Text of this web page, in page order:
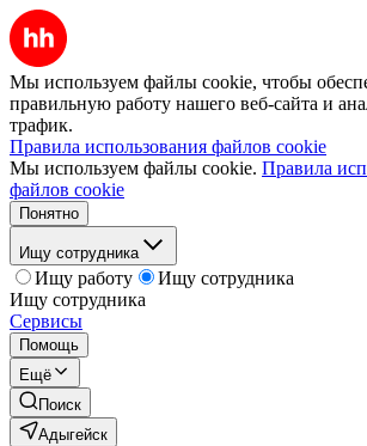
Мы используем файлы cookie, чтобы
правильную работу нашего веб-сайта и
трафик.
Правила использования файлов cookie
Мы используем файлы cookie. Правила
файлов cookie
Понятно
Ищу сотрудника
Ищу работу
Ищу сотрудника
Ищу сотрудника
Сервисы
Помощь
Ещё
Поиск
Адыгейск